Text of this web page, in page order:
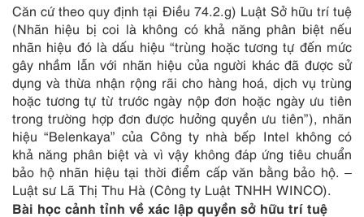
Căn cứ theo quy định tại Điều 74.2.g) Luật Sở hữu trí tuệ
(Nhãn hiệu bị coi là không có khả năng phân biệt nếu
nhãn hiệu đó là dấu hiệu “trùng hoặc tương tự đến mức
gây nhầm lẫn với nhãn hiệu của người khác đã được sử
dụng và thừa nhận rộng rãi cho hàng hoá, dịch vụ trùng
hoặc tương tự từ trước ngày nộp đơn hoặc ngày ưu tiên
trong trường hợp đơn được hưởng quyền ưu tiên”), nhãn
hiệu “Belenkaya” của Công ty nhà bếp Intel không có
khả năng phân biệt và vì vậy không đáp ứng tiêu chuẩn
bảo hộ nhãn hiệu tại thời điểm cấp văn bằng bảo hộ. –
Luật sư Lã Thị Thu Hà (Công ty Luật TNHH WINCO).
Bài học cảnh tỉnh về xác lập quyền sở hữu trí tuệ